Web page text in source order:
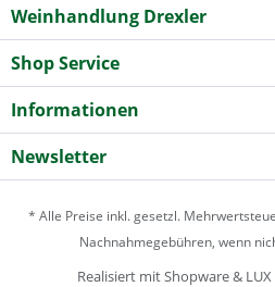
Weinhandlung Drexler
Shop Service
Informationen
Newsletter
* Alle Preise inkl. gesetzl.
Nachnahmegebühren, wenn
Realisiert mit Shopware &